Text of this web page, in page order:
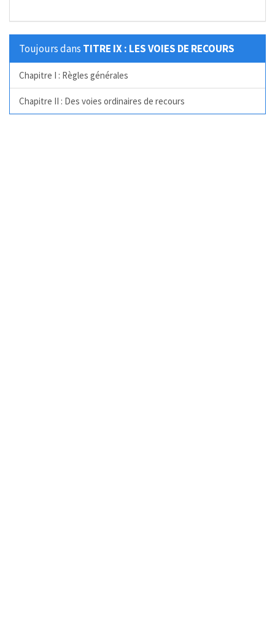
Toujours dans TITRE IX : LES VOIES DE RECOURS
Chapitre I : Règles générales
Chapitre II : Des voies ordinaires de recours